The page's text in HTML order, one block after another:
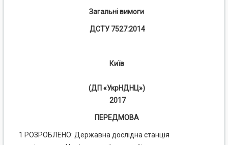
Загальні вимоги
ДСТУ 7527:2014
Київ
(ДП «УкрНДНЦ»)
2017
ПЕРЕДМОВА
1 РОЗРОБЛЕНО: Державна дослідна станція